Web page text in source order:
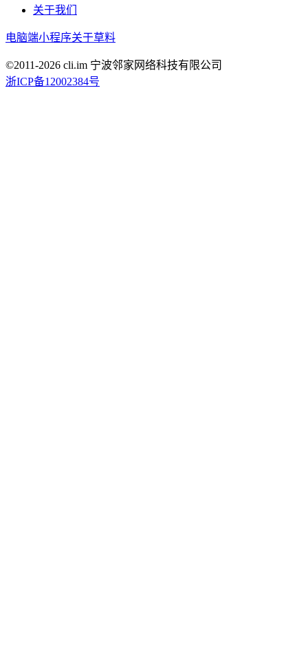
关于我们
电脑端小程序关于草料
©2011-2026 cli.im 宁波邻家网络科技有限公司
浙ICP备12002384号